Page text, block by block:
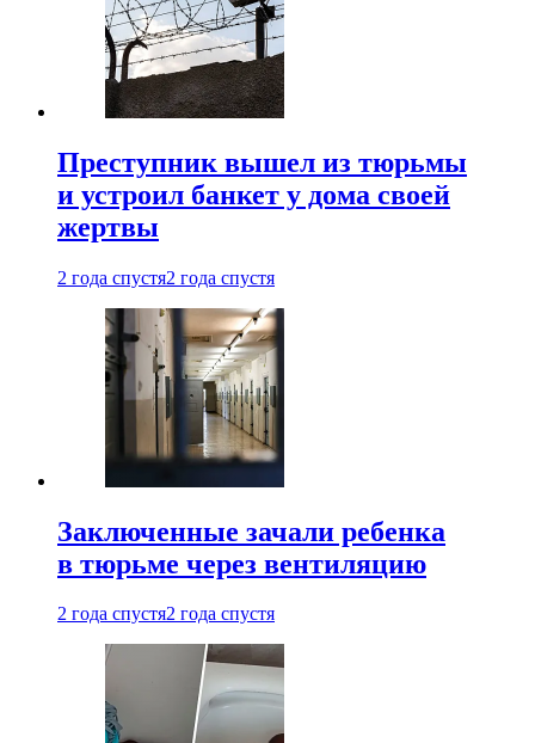
Преступник вышел из тюрьмы
и устроил банкет у дома своей
жертвы
2 года спустя2 года спустя
Заключенные зачали ребенка
в тюрьме через вентиляцию
2 года спустя2 года спустя